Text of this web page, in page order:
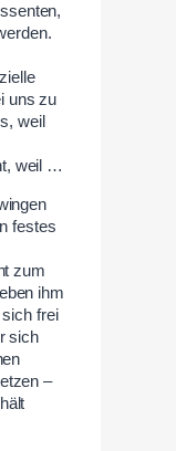
uns zu
weil
weil …
festes
zum
ihm
frei
sich
–